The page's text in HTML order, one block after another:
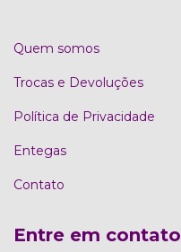
Quem somos
Trocas e Devoluções
Política de Privacidade
Entegas
Contato
Entre em contato